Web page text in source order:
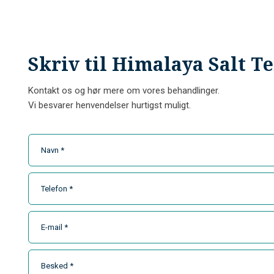
​Skriv til Himalaya Salt
Kontakt os og hør mere om vores behandlinger.
Vi besvarer henvendelser hurtigst muligt.